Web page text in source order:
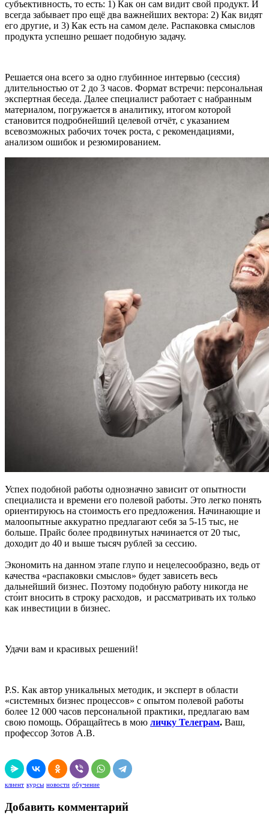
субъективность, то есть: 1) Как он сам видит свой продукт. И
всегда забывает про ещё два важнейших вектора: 2) Как видят
его другие, и 3) Как есть на самом деле. Распаковка смыслов
продукта успешно решает подобную задачу.
Решается она всего за одно глубинное интервью (сессия)
длительностью от 2 до 3 часов. Формат встречи: персональная
экспертная беседа. Далее специалист работает с набранным
материалом, погружается в аналитику, итогом которой
становится подробнейший целевой отчёт, с указанием
всевозможных рабочих точек роста, с рекомендациями,
анализом ошибок и резюмированием.
Успех подобной работы однозначно зависит от опытности
специалиста и времени его полевой работы. Это легко понять
ориентируюсь на стоимость его предложения. Начинающие и
малоопытные аккуратно предлагают себя за 5-15 тыс, не
больше. Прайс более продвинутых начинается от 20 тыс,
доходит до 40 и выше тысяч рублей за сессию.
Экономить на данном этапе глупо и нецелесообразно, ведь от
качества «распаковки смыслов» будет зависеть весь
дальнейший бизнес. Поэтому подобную работу никогда не
сто́ит вносить в строку расходов, и рассматривать их только
как инвестиции в бизнес.
Удачи вам и красивых решений!
P.S. Как автор уникальных методик, и эксперт в области
«системных бизнес процессов» с опытом полевой работы
более 12 000 часов персональной практики, предлагаю вам
свою помощь. Обращайтесь в мою личку Телеграм. Ваш,
профессор Зотов А.В.
клиент курсы новости обучение
Добавить комментарий